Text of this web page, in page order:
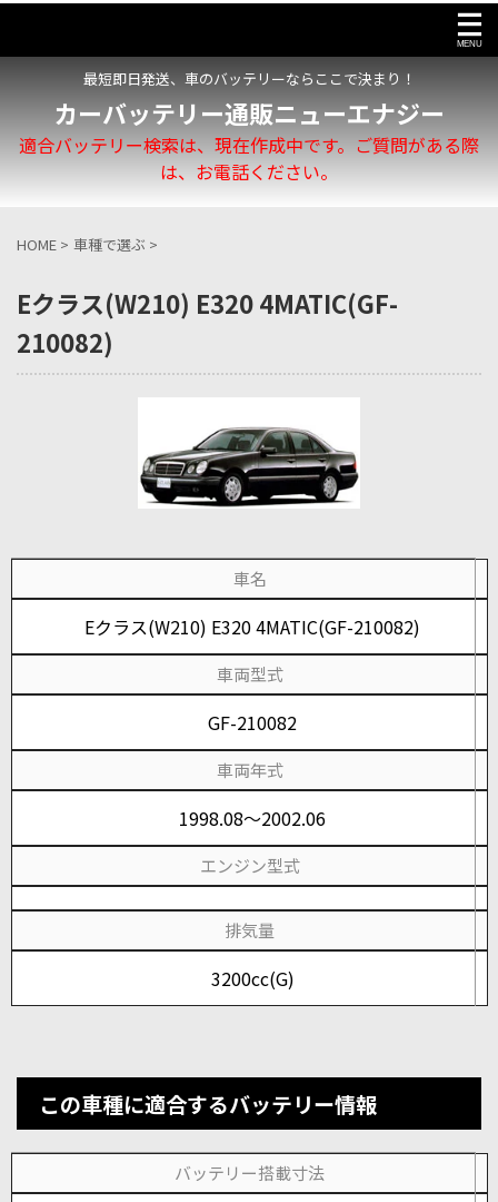
最短即日発送、車のバッテリーならここで決まり！
カーバッテリー通販ニューエナジー
適合バッテリー検索は、現在作成中です。ご質問がある際
は、お電話ください。
HOME > 車種で選ぶ >
Eクラス(W210) E320 4MATIC(GF-
210082)
車名
Eクラス(W210) E320 4MATIC(GF-210082)
車両型式
GF-210082
車両年式
1998.08～2002.06
エンジン型式
排気量
3200cc(G)
この車種に適合するバッテリー情報
バッテリー搭載寸法